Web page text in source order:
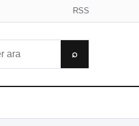
RSS
⌕